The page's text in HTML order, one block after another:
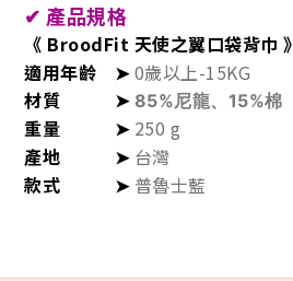
✔ 產品規格
《 BroodFit 天使之翼口袋背巾 》
適用年齡 ➤0歲以上-15KG
材質 ➤ 85%尼龍、15%棉
重量 ➤ 250 g
產地 ➤ 台灣
款式 ➤ 普魯士藍